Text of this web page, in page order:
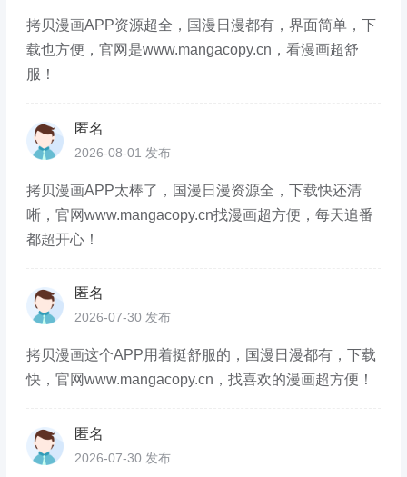
拷贝漫画APP资源超全，国漫日漫都有，界面简单，下
载也方便，官网是www.mangacopy.cn，看漫画超舒
服！
匿名
2026-08-01 发布
拷贝漫画APP太棒了，国漫日漫资源全，下载快还清
晰，官网www.mangacopy.cn找漫画超方便，每天追番
都超开心！
匿名
2026-07-30 发布
拷贝漫画这个APP用着挺舒服的，国漫日漫都有，下载
快，官网www.mangacopy.cn，找喜欢的漫画超方便！
匿名
2026-07-30 发布